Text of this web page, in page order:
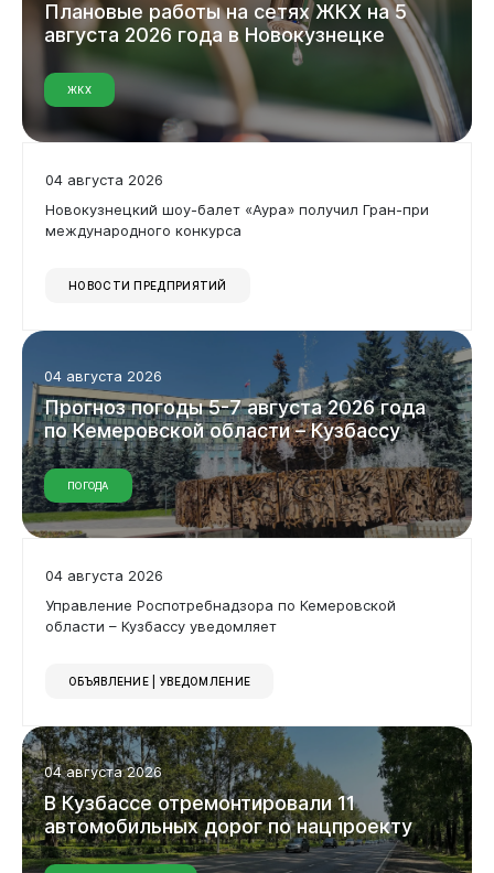
Плановые работына сетяхЖКХ на5
августа 2026 года в Новокузнецке
ЖКХ
04 августа 2026
Новокузнецкий шоу-балет «Аура» получил Гран-при
международного конкурса
НОВОСТИ ПРЕДПРИЯТИЙ
04 августа 2026
Прогнозпогоды5-7августа2026года
поКемеровскойобласти–Кузбассу
ПОГОДА
04 августа 2026
Управление Роспотребнадзора по Кемеровской
области – Кузбассу уведомляет
ОБЪЯВЛЕНИЕ | УВЕДОМЛЕНИЕ
04 августа 2026
ВКузбассеотремонтировали11
автомобильныхдорогпонацпроекту